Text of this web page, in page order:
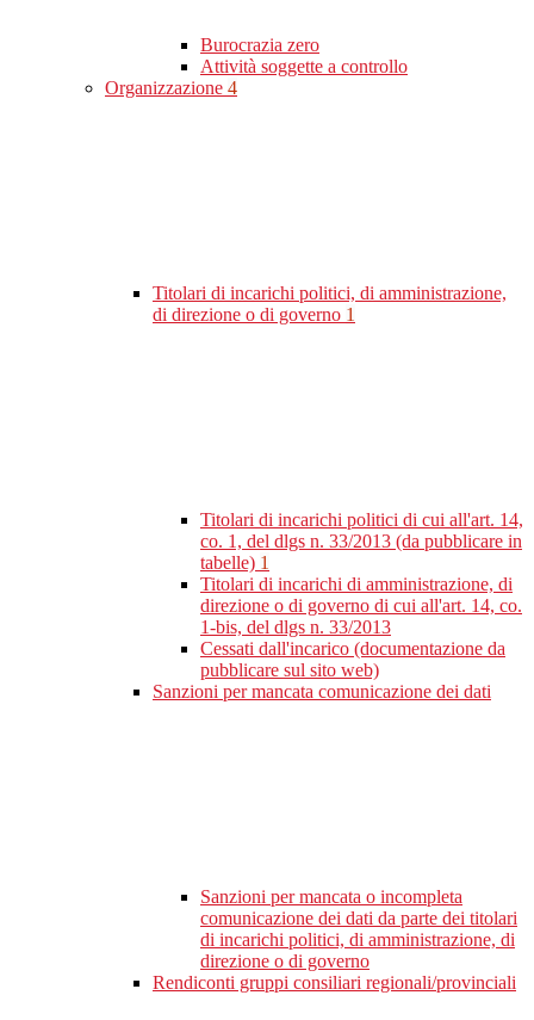
Burocrazia zero
Attività soggette a controllo
Organizzazione 4
Titolari di incarichi politici, di amministrazione,
di direzione o di governo 1
Titolari di incarichi politici di cui all'art. 14,
co. 1, del dlgs n. 33/2013 (da pubblicare in
tabelle) 1
Titolari di incarichi di amministrazione, di
direzione o di governo di cui all'art. 14, co.
1-bis, del dlgs n. 33/2013
Cessati dall'incarico (documentazione da
pubblicare sul sito web)
Sanzioni per mancata comunicazione dei dati
Sanzioni per mancata o incompleta
comunicazione dei dati da parte dei titolari
di incarichi politici, di amministrazione, di
direzione o di governo
Rendiconti gruppi consiliari regionali/provinciali